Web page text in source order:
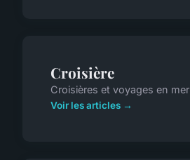
Croisière
Croisières et voyages en mer
Voir les articles →